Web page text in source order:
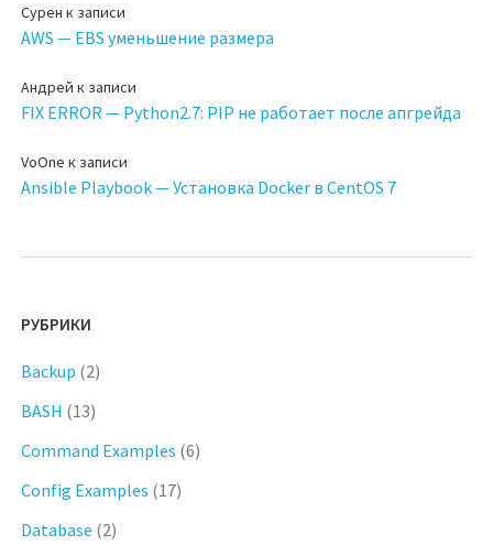
Сурен к записи
AWS — EBS уменьшение размера
Андрей к записи
FIX ERROR — Python2.7: PIP не работает после апгрейда
VoOne к записи
Ansible Playbook — Установка Docker в CentOS 7
РУБРИКИ
Backup (2)
BASH (13)
Command Examples (6)
Config Examples (17)
Database (2)